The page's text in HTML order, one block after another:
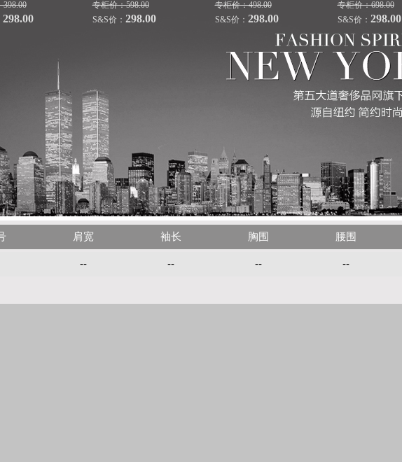
298.00
专柜价：598.00
S&S价： 298.00
专柜价：498.00
S&S价： 298.00
专柜价：698.00
S&S价： 298.00
肩宽 袖长 胸围 腰围
-- -- -- --